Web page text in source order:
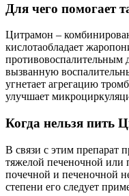
Для чего помогает
Цитрамон –
кислотаобладает
противовоспалительным
вызванную
угнетает агрегацию
улучшает
Когда нельзя пить
В связи с этим препарат
тяжелой печеночной или
почечной и печеночной
степени его следует